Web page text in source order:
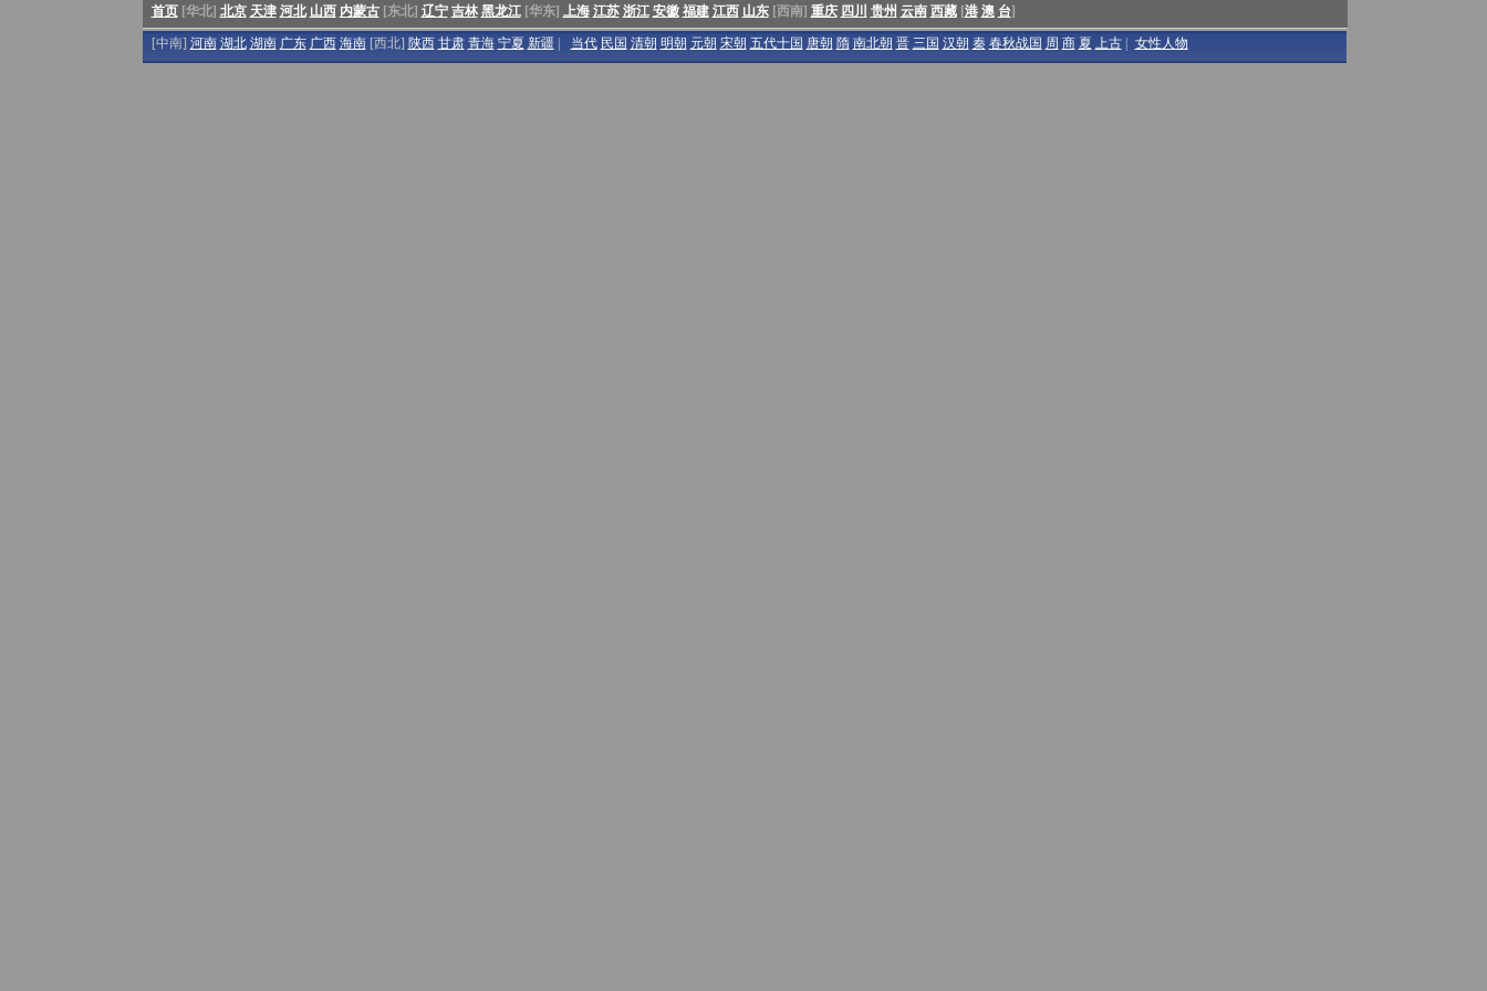
首页[华北] 北京 天津 河北 山西 内蒙古[东北] 辽宁 吉林 黑龙江[华东] 上海 江苏 浙江 安徽 福建 江西 山东[西南] 重庆 四川 贵州 云南 西藏[港 澳 台]
[中南] 河南 湖北 湖南 广东 广西 海南[西北] 陕西 甘肃 青海 宁夏 新疆 当代 民国 清朝 明朝 元朝 宋朝 五代十国 唐朝 隋 南北朝 晋 三国 汉朝 秦 春秋战国 周 商 夏 上古 女性人物